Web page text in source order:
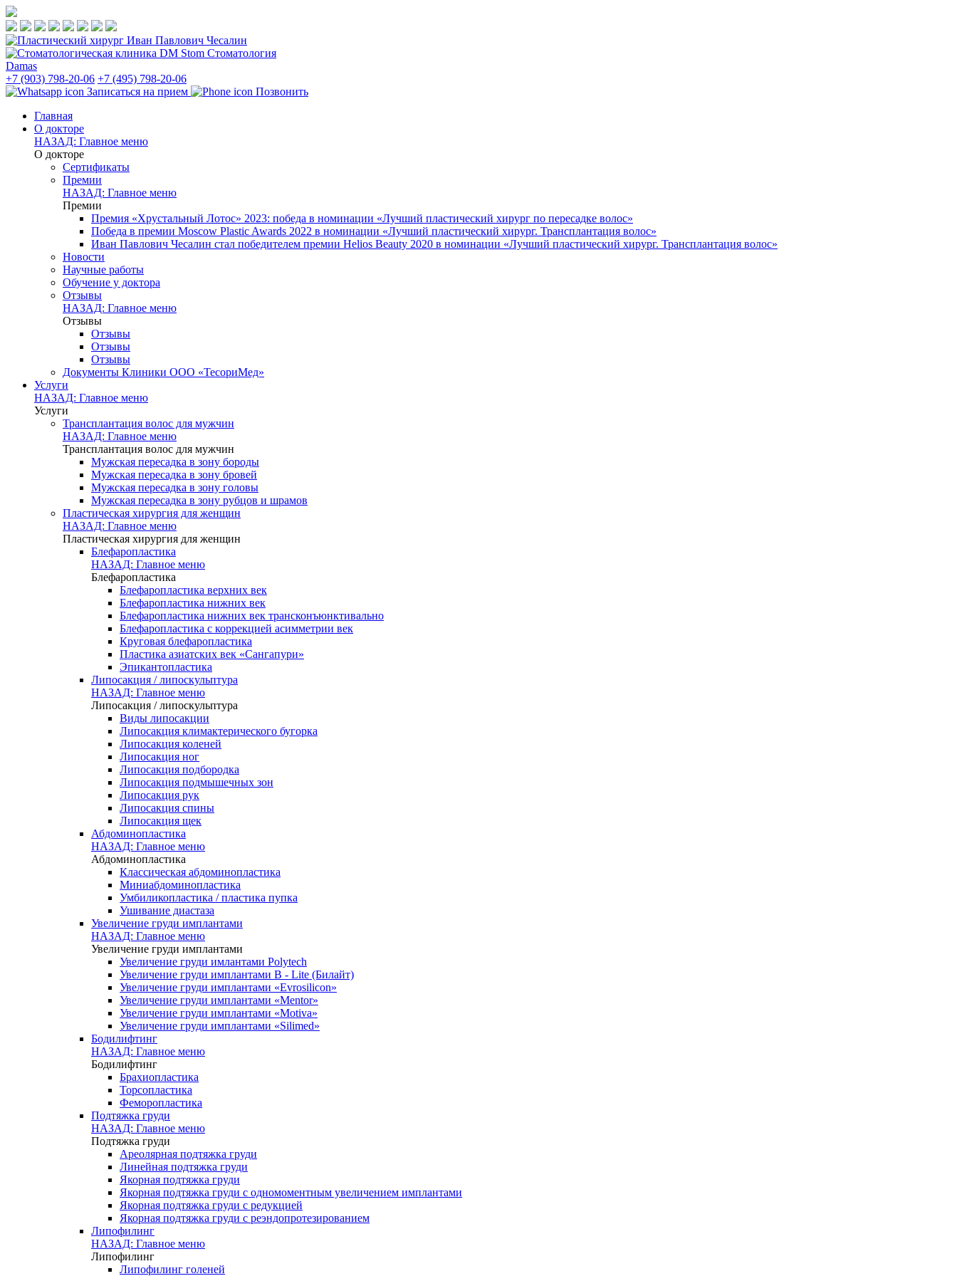
Стоматология
Damas
+7 (903) 798-20-06 +7 (495) 798-20-06
Записаться на прием
Позвонить
Главная
О докторе
НАЗАД: Главное меню
О докторе
Сертификаты
Премии
НАЗАД: Главное меню
Премии
Премия «Хрустальный Лотос» 2023: победа в номинации «Лучший пластический хирург по пересадке волос»
Победа в премии Moscow Plastic Awards 2022 в номинации «Лучший пластический хирург. Трансплантация волос»
Иван Павлович Чесалин стал победителем премии Helios Beauty 2020 в номинации «Лучший пластический хирург. Трансплантация волос»
Новости
Научные работы
Обучение у доктора
Отзывы
НАЗАД: Главное меню
Отзывы
Отзывы
Отзывы
Отзывы
Документы Клиники ООО «ТесориМед»
Услуги
НАЗАД: Главное меню
Услуги
Трансплантация волос для мужчин
НАЗАД: Главное меню
Трансплантация волос для мужчин
Мужская пересадка в зону бороды
Мужская пересадка в зону бровей
Мужская пересадка в зону головы
Мужская пересадка в зону рубцов и шрамов
Пластическая хирургия для женщин
НАЗАД: Главное меню
Пластическая хирургия для женщин
Блефаропластика
НАЗАД: Главное меню
Блефаропластика
Блефаропластика верхних век
Блефаропластика нижних век
Блефаропластика нижних век трансконъюнктивально
Блефаропластика с коррекцией асимметрии век
Круговая блефаропластика
Пластика азиатских век «Сангапури»
Эпикантопластика
Липосакция / липоскульптура
НАЗАД: Главное меню
Липосакция / липоскульптура
Виды липосакции
Липосакция климактерического бугорка
Липосакция коленей
Липосакция ног
Липосакция подбородка
Липосакция подмышечных зон
Липосакция рук
Липосакция спины
Липосакция щек
Абдоминопластика
НАЗАД: Главное меню
Абдоминопластика
Классическая абдоминопластика
Миниабдоминопластика
Умбиликопластика / пластика пупка
Ушивание диастаза
Увеличение груди имплантами
НАЗАД: Главное меню
Увеличение груди имплантами
Увеличение груди имлантами Polytech
Увеличение груди имплантами B - Lite (Билайт)
Увеличение груди имплантами «Evrosilicon»
Увеличение груди имплантами «Mentor»
Увеличение груди имплантами «Motiva»
Увеличение груди имплантами «Silimed»
Бодилифтинг
НАЗАД: Главное меню
Бодилифтинг
Брахиопластика
Торсопластика
Феморопластика
Подтяжка груди
НАЗАД: Главное меню
Подтяжка груди
Ареолярная подтяжка груди
Линейная подтяжка груди
Якорная подтяжка груди
Якорная подтяжка груди с одномоментным увеличением имплантами
Якорная подтяжка груди с редукцией
Якорная подтяжка груди с реэндопротезированием
Липофилинг
НАЗАД: Главное меню
Липофилинг
Липофилинг голеней